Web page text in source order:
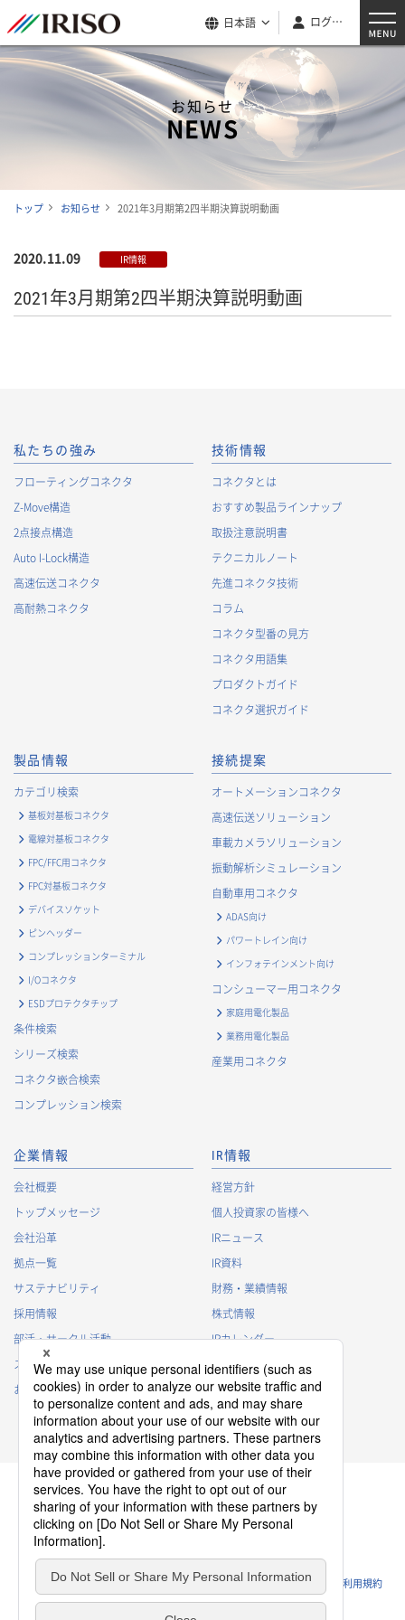
日本語 ログイン
お知らせ
NEWS
トップ お知らせ 2021年3月期第2四半期決算説明動画
2020.11.09 IR情報
2021年3月期第2四半期決算説明動画
私たちの強み
フローティングコネクタ
Z-Move構造
2点接点構造
Auto I-Lock構造
高速伝送コネクタ
高耐熱コネクタ
技術情報
コネクタとは
おすすめ製品ラインナップ
取扱注意説明書
テクニカルノート
先進コネクタ技術
コラム
コネクタ型番の見方
コネクタ用語集
プロダクトガイド
コネクタ選択ガイド
製品情報
カテゴリ検索
基板対基板コネクタ
電線対基板コネクタ
FPC/FFC用コネクタ
FPC対基板コネクタ
デバイスソケット
ピンヘッダー
コンプレッションターミナル
I/Oコネクタ
ESDプロテクタチップ
条件検索
シリーズ検索
コネクタ嵌合検索
コンプレッション検索
接続提案
オートメーションコネクタ
高速伝送ソリューション
車載カメラソリューション
振動解析シミュレーション
自動車用コネクタ
ADAS向け
パワートレイン向け
インフォテインメント向け
コンシューマー用コネクタ
家庭用電化製品
業務用電化製品
産業用コネクタ
企業情報
会社概要
トップメッセージ
会社沿革
拠点一覧
サステナビリティ
採用情報
部活・サークル活動
スポンサー活動
お問い合わせ
IR情報
経営方針
個人投資家の皆様へ
IRニュース
IR資料
財務・業績情報
株式情報
IRカレンダー
IRに関するよくあるご質問
IRポリシー
免責事項
プライバシーポリシー
クッキーポリシー
ソーシャルメディアポリシー
ウェブサイトのご利用条件 利用規約